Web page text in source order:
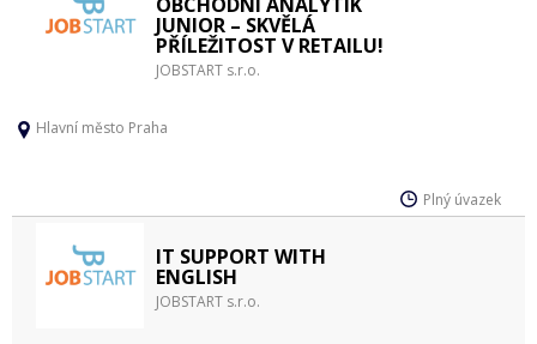
JUNIOR – SKVĚLÁ
PŘÍLEŽITOST V RETAILU!
JOBSTART s.r.o.
Hlavní město Praha
Plný úvazek
IT SUPPORT WITH
ENGLISH
JOBSTART s.r.o.